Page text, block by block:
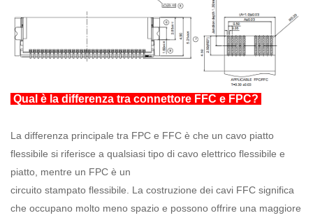
Qual è la differenza tra connettore FFC e FPC?
La differenza principale tra FPC e FFC è che un cavo piatto
flessibile si riferisce a qualsiasi tipo di cavo elettrico flessibile e
piatto, mentre un FPC è un
circuito stampato flessibile. La costruzione dei cavi FFC significa
che occupano molto meno spazio e possono offrire una maggiore